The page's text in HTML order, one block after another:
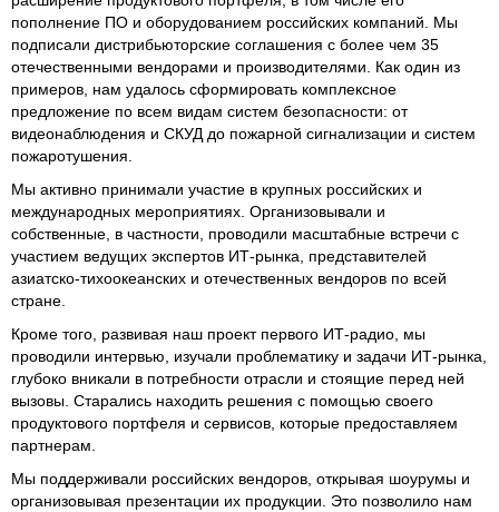
пополнение ПО и оборудованием российских компаний. Мы
подписали дистрибьюторские соглашения с более чем 35
отечественными вендорами и производителями. Как один из
примеров, нам удалось сформировать комплексное
предложение по всем видам систем безопасности: от
видеонаблюдения и СКУД до пожарной сигнализации и систем
пожаротушения.
Мы активно принимали участие в крупных российских и
международных мероприятиях. Организовывали и
собственные, в частности, проводили масштабные встречи с
участием ведущих экспертов ИТ-рынка, представителей
азиатско-тихоокеанских и отечественных вендоров по всей
стране.
Кроме того, развивая наш проект первого ИТ-радио, мы
проводили интервью, изучали проблематику и задачи ИТ-рынка,
глубоко вникали в потребности отрасли и стоящие перед ней
вызовы. Старались находить решения с помощью своего
продуктового портфеля и сервисов, которые предоставляем
партнерам.
Мы поддерживали российских вендоров, открывая шоурумы и
организовывая презентации их продукции. Это позволило нам